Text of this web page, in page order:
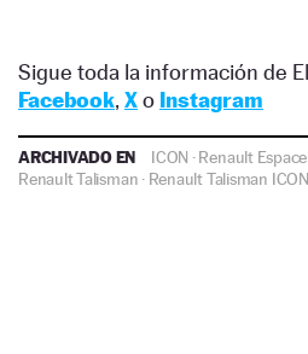
Sigue toda la información de
Facebook, Xo Instagram
ARCHIVADO EN ICON ·Renault Espace
Renault Talisman · Renault Talisman ICON